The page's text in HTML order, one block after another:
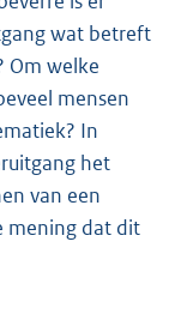
wat betreft
Om welke
mensen
In
het
van een
mening dat dit